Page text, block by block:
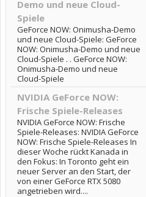
Demo und neue Cloud-
Spiele
GeForce NOW: Onimusha-Demo
und neue Cloud-Spiele: GeForce
NOW: Onimusha-Demo und neue
Cloud-Spiele . . GeForce NOW:
Onimusha-Demo und neue
Cloud-Spiele
NVIDIA GeForce NOW:
Frische Spiele-Releases
NVIDIA GeForce NOW: Frische
Spiele-Releases: NVIDIA GeForce
NOW: Frische Spiele-Releases In
dieser Woche rückt Kanada in
den Fokus: In Toronto geht ein
neuer Server an den Start, der
von einer GeForce RTX 5080
angetrieben wird....